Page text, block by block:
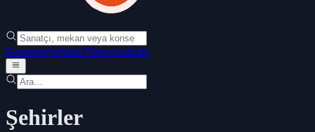
KonserlerŞehirlerTürlerAraİndir
Şehirler